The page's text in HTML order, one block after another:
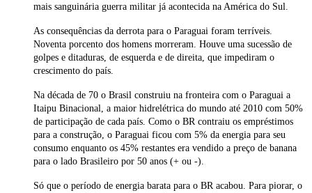
mais sanguinária guerra militar já acontecida na América do Sul.
As consequências da derrota para o Paraguai foram terríveis.
Noventa porcento dos homens morreram. Houve uma sucessão de
golpes e ditaduras, de esquerda e de direita, que impediram o
crescimento do país.
Na década de 70 o Brasil construiu na fronteira com o Paraguai a
Itaipu Binacional, a maior hidrelétrica do mundo até 2010 com 50%
de participação de cada país. Como o BR contraiu os empréstimos
para a construção, o Paraguai ficou com 5% da energia para seu
consumo enquanto os 45% restantes era vendido a preço de banana
para o lado Brasileiro por 50 anos (+ ou -).
Só que o período de energia barata para o BR acabou. Para piorar, o